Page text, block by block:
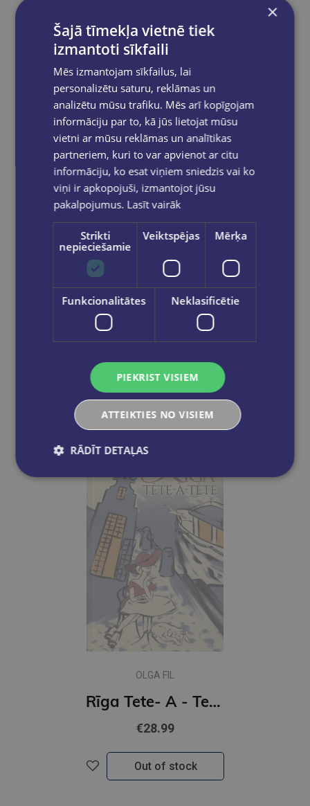
Out of stock
NORMUNDS SMAĻINSKIS
100 stāsti par latviju
€28.99
Out of stock
OLGA FIL
Rīga Tete- A - Tete ( latviešu valodā)
€28.99
Out of stock
×
Šajā tīmekļa vietnē tiek
izmantoti sīkfaili
Mēs izmantojam sīkfailus, lai
personalizētu saturu, reklāmas un
analizētu mūsu trafiku. Mēs arī kopīgojam
informāciju par to, kā jūs lietojat mūsu
vietni ar mūsu reklāmas un analītikas
partneriem, kuri to var apvienot ar citu
informāciju, ko esat viņiem sniedzis vai ko
viņi ir apkopojuši, izmantojot jūsu
pakalpojumus. Lasīt vairāk
Strikti
nepieciešamie
Veiktspējas Mērķa
Funkcionalitātes Neklasificētie
PIEKRIST VISIEM
ATTEIKTIES NO VISIEM
RĀDĪT DETAĻAS